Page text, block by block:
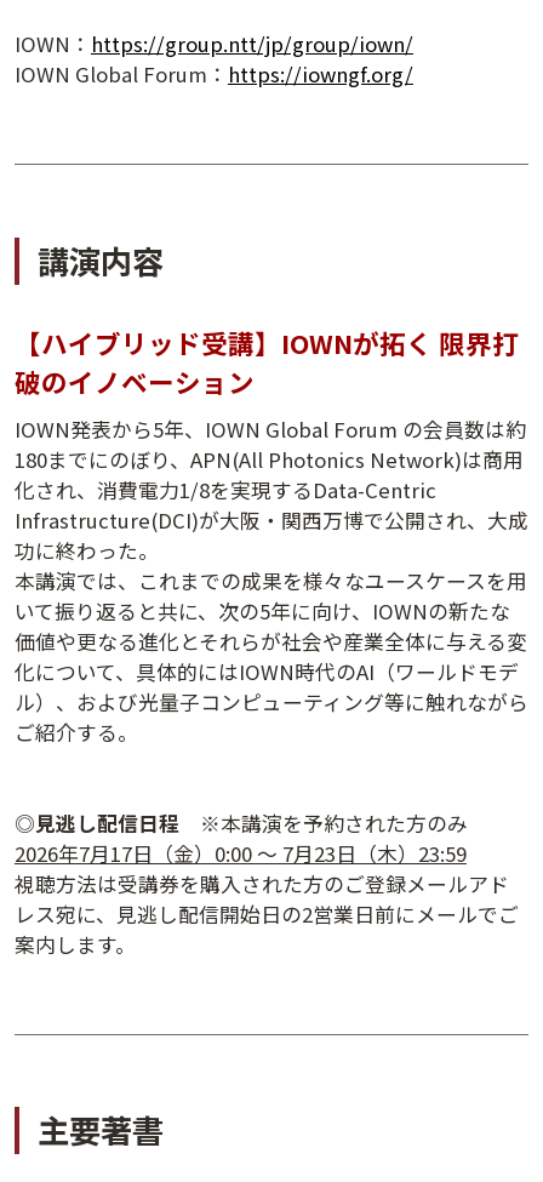
IOWN： https://group.ntt/jp/group/iown/
IOWN Global Forum： https://iowngf.org/
講演内容
【ハイブリッド受講】IOWNが拓く 限界打
破のイノベーション
IOWN発表から5年、IOWN Global Forum の会員数は約
180までにのぼり、APN(All Photonics Network)は商用
化され、消費電力1/8を実現するData-Centric
Infrastructure(DCI)が大阪・関西万博で公開され、大成
功に終わった。
本講演では、これまでの成果を様々なユースケースを用
いて振り返ると共に、次の5年に向け、IOWNの新たな
価値や更なる進化とそれらが社会や産業全体に与える変
化について、具体的にはIOWN時代のAI（ワールドモデ
ル）、および光量子コンピューティング等に触れながら
ご紹介する。
◎見逃し配信日程※本講演を予約された方のみ
2026年7月17日（金）0:00 ～ 7月23日（木）23:59
視聴方法は受講券を購入された方のご登録メールアド
レス宛に、見逃し配信開始日の2営業日前にメールでご
案内します。
主要著書
講演アーカイブ
7日間無料体験